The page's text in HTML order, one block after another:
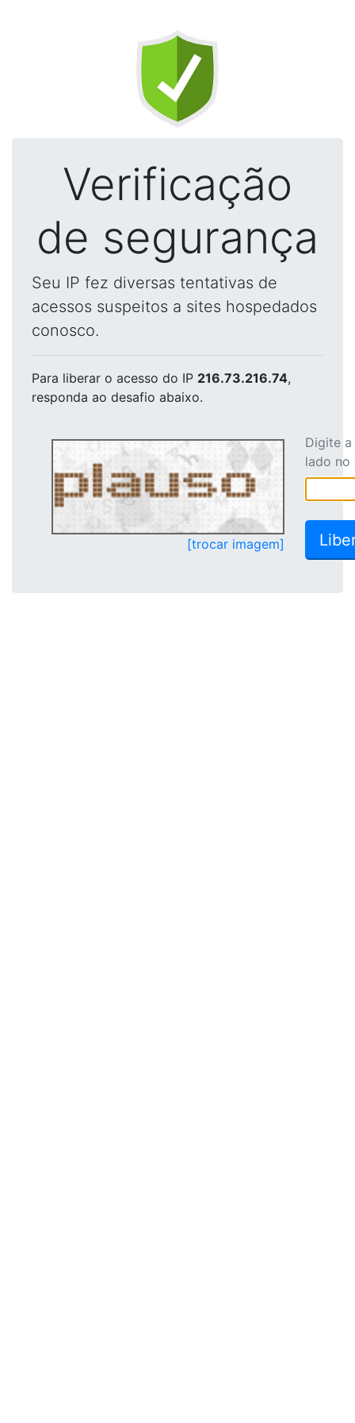
Verificação
de segurança
Seu IP fez diversas tentativas de
acessos suspeitos a sites hospedados
conosco.
Para liberar o acesso do IP 216.73.216.74,
responda ao desafio abaixo.
[trocar imagem]
Digite
lado no